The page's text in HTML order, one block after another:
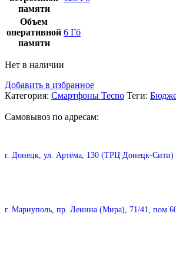
памяти
Объем
оперативной
памяти
6 Гб
Нет в наличии
Добавить в избранное
Категория: Смартфоны Tecno Теги:
Самовывоз по адресам:
г. Донецк, ул. Артёма, 130 (ТРЦ Донецк-Сити)
г. Мариуполь, пр. Ленина (Мира), 71/41,